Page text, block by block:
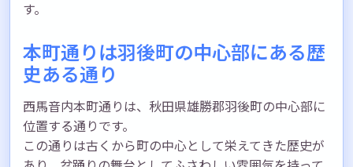
す。
本町通りは羽後町の中心部にある歴
史ある通り
西馬音内本町通りは、秋田県雄勝郡羽後町の中心部に
位置する通りです。
この通りは古くから町の中心として栄えてきた歴史が